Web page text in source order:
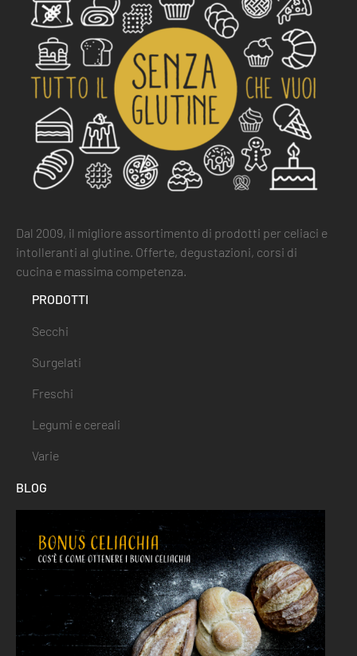
Dal 2009, il migliore assortimento di prodotti per celiaci e
intolleranti al glutine. Offerte, degustazioni, corsi di
cucina e massima competenza.
PRODOTTI
Secchi
Surgelati
Freschi
Legumi e cereali
Varie
BLOG